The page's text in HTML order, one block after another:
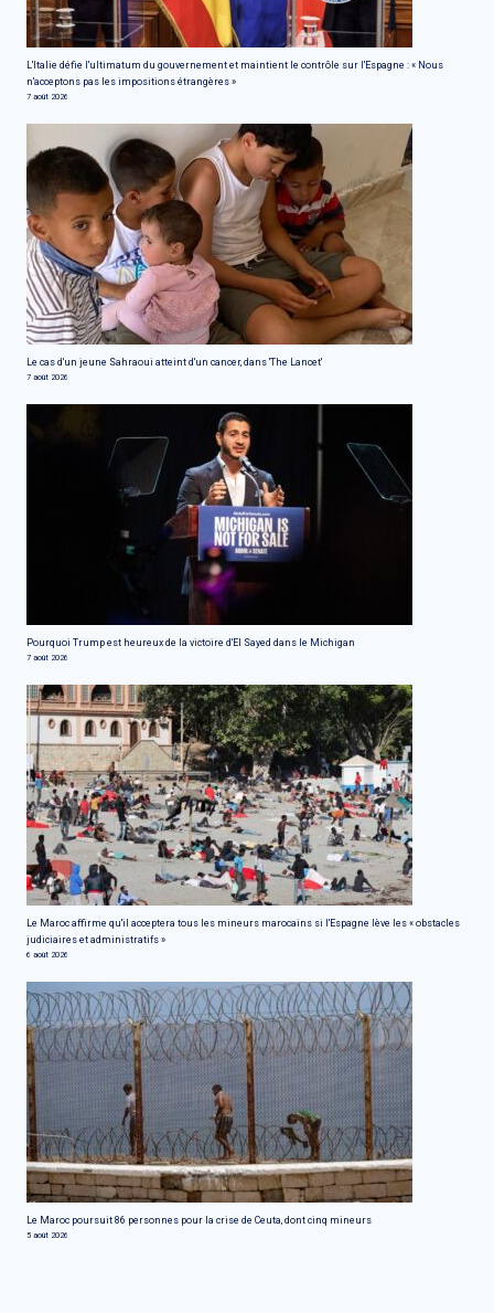
L'Italie défie l'ultimatum du gouvernement et maintient le contrôle sur l'Espagne : « Nous
n'acceptons pas les impositions étrangères »
7 août 2026
Le cas d'un jeune Sahraoui atteint d'un cancer, dans 'The Lancet'
7 août 2026
Pourquoi Trump est heureux de la victoire d'El Sayed dans le Michigan
7 août 2026
Le Maroc affirme qu'il acceptera tous les mineurs marocains si l'Espagne lève les « obstacles
judiciaires et administratifs »
6 août 2026
Le Maroc poursuit 86 personnes pour la crise de Ceuta, dont cinq mineurs
5 août 2026